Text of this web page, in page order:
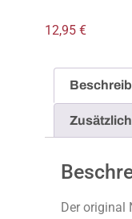
12,95 €
Der original